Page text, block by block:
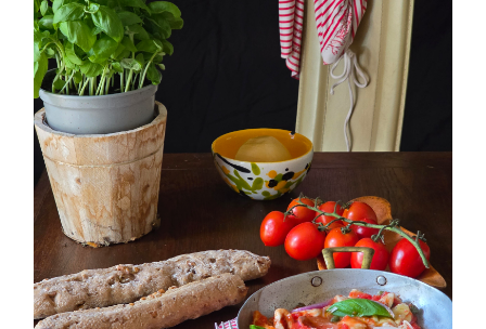
PETTI DI POLLO ALLA PIZZAIOLA